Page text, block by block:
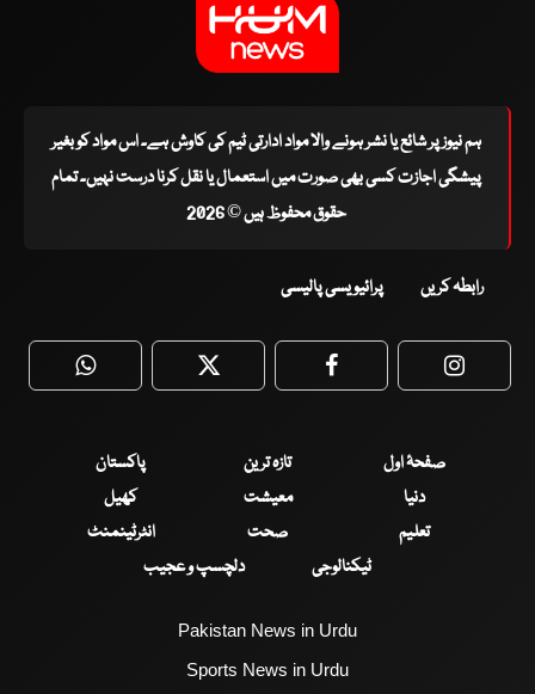
ہم نیوز پر شائع یا نشر ہونے والا مواد ادارتی ٹیم کی کاوش ہے۔ اس مواد کو بغیر
پیشگی اجازت کسی بھی صورت میں استعمال یا نقل کرنا درست نہیں۔ تمام
حقوق محفوظ ہیں © 2026
رابطہ کریں پرائیویسی پالیسی
WhatsApp Twitter Facebook
صفحۂ اول تازہ ترین
پاکستان
دنیا
معیشت
کھیل
تعلیم
صحت
انٹرٹینمنٹ
ٹیکنالوجی
دلچسپ و عجیب
Pakistan News in Urdu
Sports News in Urdu